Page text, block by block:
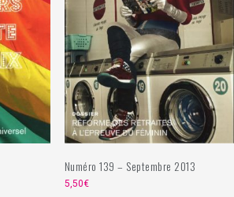
Numéro 139 – Septembre 2013
5,50€